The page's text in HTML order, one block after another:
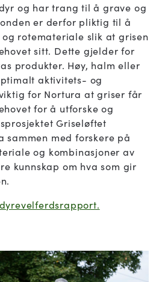
og har trang til å grave og
er derfor pliktig til å
rotemateriale slik at grisen
sitt. Dette gjelder for
produkter. Høy, halm eller
aktivitets- og
for Nortura at griser får
for å utforske og
Griseløftet
sammen med forskere på
og kombinasjoner av
kunnskap om hva som gir
dyrevelferdsrapport.